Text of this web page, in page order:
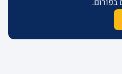
בפורום.